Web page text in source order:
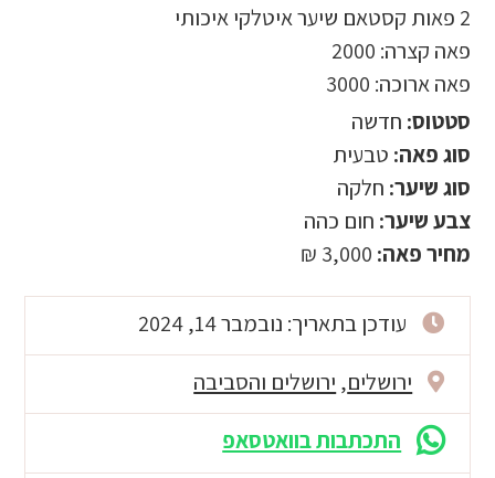
2 פאות קסטאם שיער איטלקי איכותי
פאה קצרה: 2000
פאה ארוכה: 3000
סטטוס: חדשה
סוג פאה: טבעית
סוג שיער: חלקה
צבע שיער: חום כהה
מחיר פאה: 3,000 ₪
עודכן בתאריך: נובמבר 14, 2024
ירושלים, ירושלים והסביבה
התכתבות בוואטסאפ